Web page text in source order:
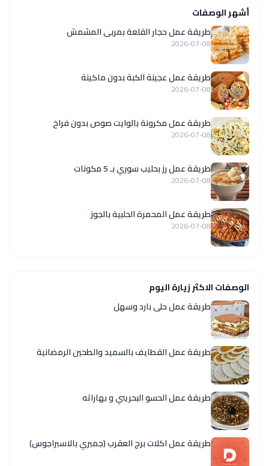
أشهر الوصفات
طريقة عمل حجار القلعة بمربى المشمش
2026-07-08
طريقة عمل عجينة الكبة بدون ماكينة
2026-07-08
طريقة عمل مكرونة بالوايت صوص بدون فراخ
2026-07-08
طريقة عمل رز بحليب سوري بـ 5 مكونات
2026-07-08
طريقة عمل المحمرة الحلبية بالجوز
2026-07-08
الوصفات الاكثر زيارة اليوم
طريقة عمل حلى بارد وسهل
طريقة عمل القطايف بالسميد والطحين الرمضانية
طريقة عمل الحسو البحريني و بهاراته
طريقة عمل اكلات برج العقرب (جمبري بالاسبراجوس)